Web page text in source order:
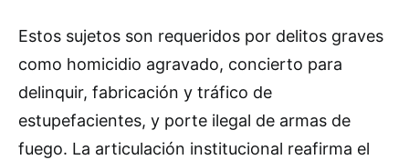
Estos sujetos son requeridos por delitos graves
como homicidio agravado, concierto para
delinquir, fabricación y tráfico de
estupefacientes, y porte ilegal de armas de
fuego. La articulación institucional reafirma el